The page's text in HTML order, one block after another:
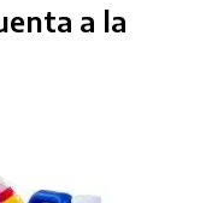
a la